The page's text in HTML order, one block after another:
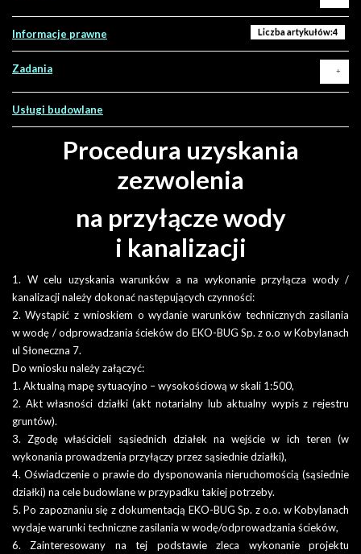
Plany i zamierzenia Liczba artykułów:1
Komunikaty, awarie i wyłączenia Liczba artykułów:10
Remonty i naprawy
Ostrzeżenia pogodowe
https://burze.dzis.net/?page=mapa
Więcej o: Ostrzeżenia pogodowe
BIEŻĄCA OCENA JAKOŚCI WODY Liczba artykułów:8
Działalność
utrzymywanie i dobre
własność Gminy Terespol
działalności usługowej na
tych, którzy chcieliby bliżej
poznać specyfikę i zakres
naszej działalności zapraszamy do śledzenia zawartości tego
działu.
Więcej o: Działalność
Inwestycje i projekty Liczba artykułów:3
Zasoby
Obsługa klientów
EKO-BUG Spółka z o.o.
Kobylany, ul. Słoneczna 7
21-540 Małaszewicze
Oferta
Witamy w dziale ofertowym
naszego Zakładu. Zachęcamy
z zakresem oferowanych przez
nas usług, które podzielone
zostały na usługi dedykowane
przedsiębiorstwom
i odbiorcom prywatnym.
Zapraszamy do współpracy!
Więcej o: Oferta
Informacje prawne Liczba artykułów:4
Zadania
Woda i ścieki
Zapraszamy do działu poświęconego gospodarce wodnej
i ściekowej. Poznaj pełen zakres naszych działań związanych
z wodą i ściekami. Przekonaj się, że jesteśmy firmą służącą swoim
mieszkańcom nie tylko świadcząc usługi komunalne.
Więcej o: Woda i ścieki
Dostarczanie wody
Wodociągi
Obecnie wodociąg komunalny ma 102 km długości, a łączna
długość przyłączy wynosi 44 km.
Wodę do sieci dostarcza gminne ujęcie wody w Koroszczynie
Sprzątanie i odpady
Usługi budowlane
Procedura uzyskania
zezwolenia
na przyłącze wody
i kanalizacji
1. W celu uzyskania warunków a na wykonanie przyłącza wody /
kanalizacji należy dokonać następujących czynności:
2. Wystąpić z wnioskiem o wydanie warunków technicznych zasilania
w wodę / odprowadzania ścieków do EKO-BUG Sp. z o.o w Kobylanach
ul Słoneczna 7.
Do wniosku należy załączyć:
1. Aktualną mapę sytuacyjno – wysokościową w skali 1:500,
2. Akt własności działki (akt notarialny lub aktualny wypis z rejestru
gruntów).
3. Zgodę właścicieli sąsiednich działek na wejście w ich teren (w
wykonania prowadzenia przyłączy przez sąsiednie działki),
4. Oświadczenie o prawie do dysponowania nieruchomością (sąsiednie
działki) na cele budowlane w przypadku takiej potrzeby.
5. Po zapoznaniu się z dokumentacją EKO-BUG Sp. z o.o. w Kobylanach
wydaje warunki techniczne zasilania w wodę/odprowadzania ścieków,
6. Zainteresowany na tej podstawie zleca wykonanie projektu